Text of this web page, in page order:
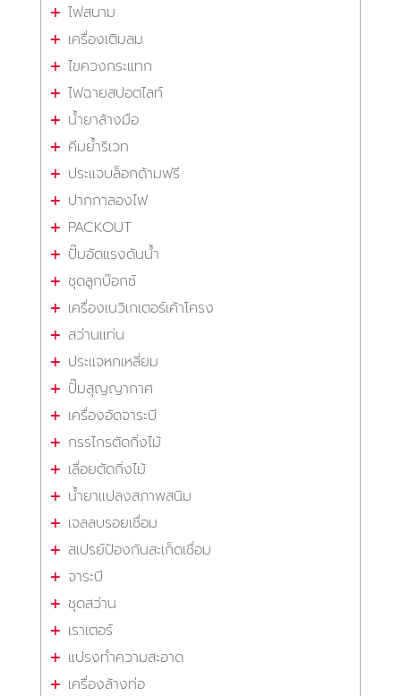
ไฟสนาม
เครื่องเติมลม
ไขควงกระแทก
ไฟฉายสปอตไลท์
น้ำยาล้างมือ
คีมย้ำริเวท
ประแจบล็อกด้ามฟรี
ปากกาลองไฟ
PACKOUT
ปั๊มอัดแรงดันน้ำ
ชุดลูกบ๊อกซ์
เครื่องเนวิเกเตอร์เค้าโครง
สว่านแท่น
ประแจหกเหลี่ยม
ปั๊มสุญญากาศ
เครื่องอัดจาระบี
กรรไกรตัดกิ่งไม้
เลื่อยตัดกิ่งไม้
น้ำยาแปลงสภาพสนิม
เจลลบรอยเชื่อม
สเปรย์ป้องกันสะเก็ดเชื่อม
จาระบี
ชุดสว่าน
เราเตอร์
แปรงทำความสะอาด
เครื่องล้างท่อ